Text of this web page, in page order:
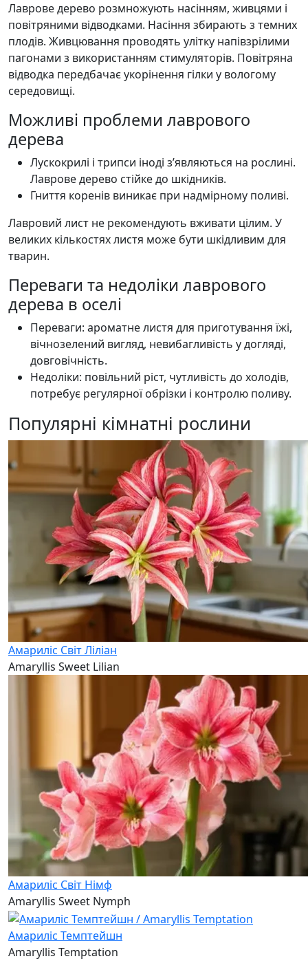
Лаврове дерево розмножують насінням, живцями і
повітряними відводками. Насіння збирають з темних
плодів. Живцювання проводять улітку напівзрілими
пагонами з використанням стимуляторів. Повітряна
відводка передбачає укорінення гілки у вологому
середовищі.
Можливі проблеми лаврового
дерева
Лускокрилі і трипси іноді з’являються на рослині.
Лаврове дерево стійке до шкідників.
Гниття коренів виникає при надмірному поливі.
Лавровий лист не рекомендують вживати цілим. У
великих кількостях листя може бути шкідливим для
тварин.
Переваги та недоліки лаврового
дерева в оселі
Переваги: ароматне листя для приготування їжі,
вічнозелений вигляд, невибагливість у догляді,
довговічність.
Недоліки: повільний ріст, чутливість до холодів,
потребує регулярної обрізки і контролю поливу.
Популярні кімнатні рослини
Амариліс Світ Ліліан
Amaryllis Sweet Lilian
Амариліс Світ Німф
Amaryllis Sweet Nymph
Амариліс Темптейшн
Amaryllis Temptation